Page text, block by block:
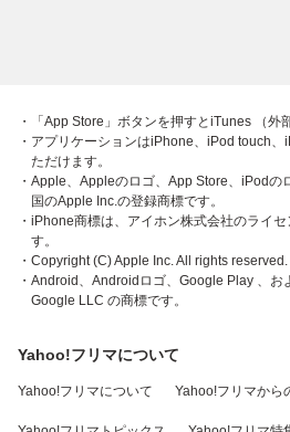
・「App Store」ボタンを押すとiTunes （外
・アプリケーションはiPhone、iPod touch
ただけます。
・Apple、Appleのロゴ、App Store、iPodの
国のApple Inc.の登録商標です。
・iPhone商標は、アイホン株式会社のライ
す。
・Copyright (C) Apple Inc. All rights reserved.
・Android、Androidロゴ、Google Play 、お
Google LLC の商標です。
Yahoo!フリマについて
Yahoo!フリマについて Yahoo!フリマから